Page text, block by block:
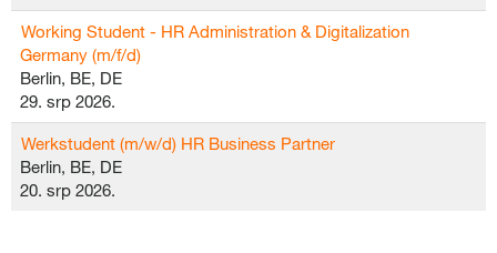
Working Student - HR Administration & Digitalization
Germany (m/f/d)
Berlin, BE, DE
29. srp 2026.
Werkstudent (m/w/d) HR Business Partner
Berlin, BE, DE
20. srp 2026.